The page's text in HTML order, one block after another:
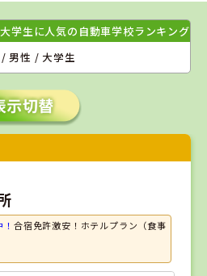
学生に人気の自動車学校ランキング
男性 / 大学生
！合宿免許激安！ホテルプラン（食事